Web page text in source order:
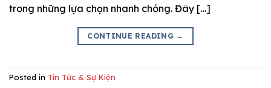
trong những lựa chọn nhanh chóng. Đây […]
CONTINUE READING →
Posted in Tin Tức & Sự Kiện